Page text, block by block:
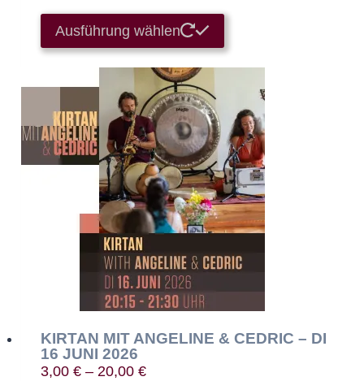
Ausführung wählen
Produkt
Varianten
auf.
Die
Optionen
können
auf
der
gewählt
KIRTAN MIT ANGELINE & CEDRIC – DI
16 JUNI 2026
3,00€ –20,00€